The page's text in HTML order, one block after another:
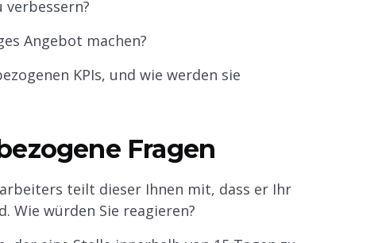
verbessern?
Angebot machen?
KPIs, und wie werden sie
Fragen
teilt dieser Ihnen mit, dass er Ihr
Wie würden Sie reagieren?